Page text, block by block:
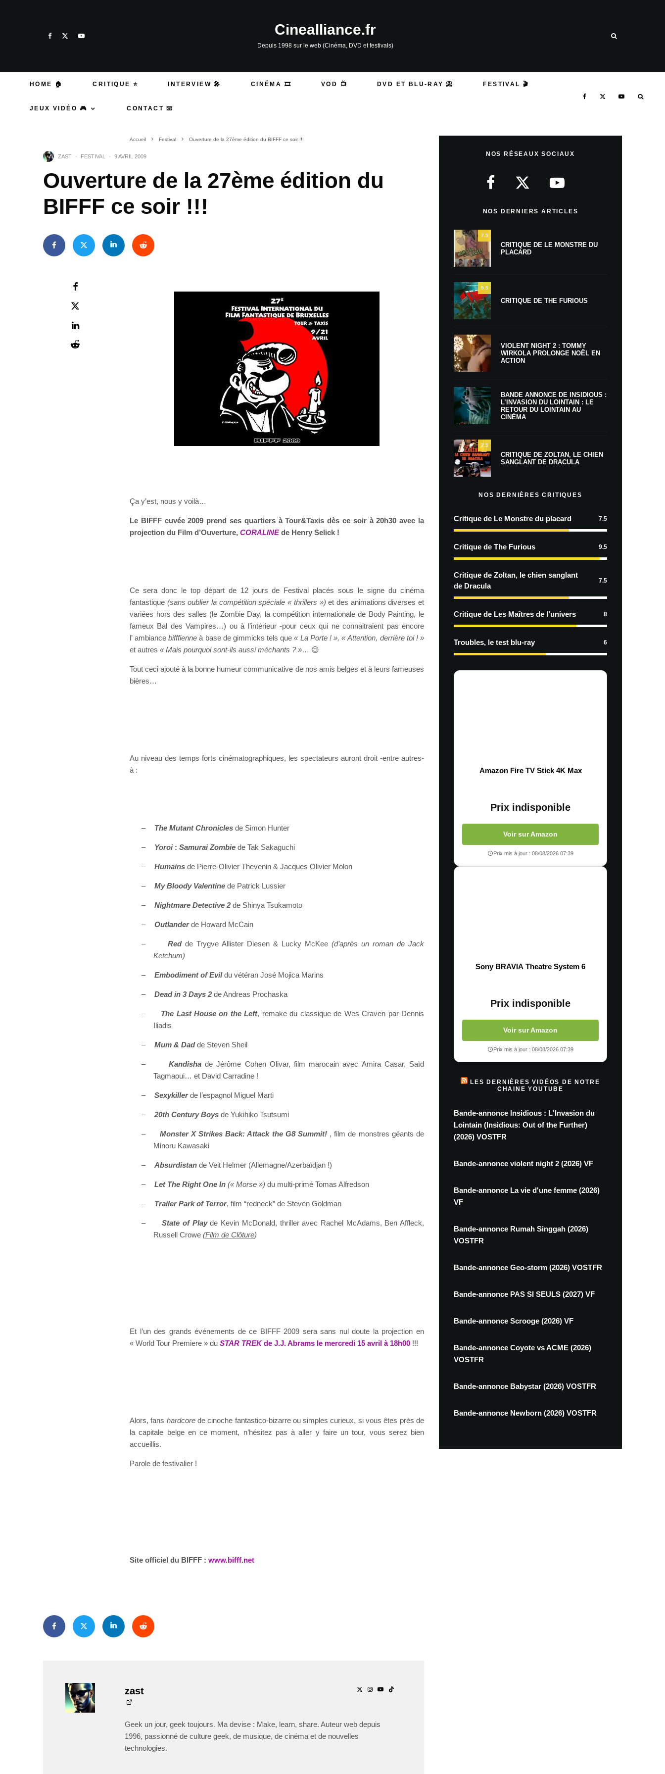
Cinealliance.fr
Depuis 1998 sur le web (Cinéma, DVD et festivals)
HOME 🏠 CRITIQUE ⭐ INTERVIEW 🎤 CINÉMA 🎞️ VOD 📺 DVD ET BLU-RAY 📀 FESTIVAL 🎬
JEUX VIDÉO 🎮 CONTACT 📧
Accueil Festival Ouverture de la 27ème édition du BIFFF ce soir !!!
ZAST · FESTIVAL · 9 AVRIL 2009
Ouverture de la 27ème édition du
BIFFF ce soir !!!
Ça y’est, nous y voilà…
Le BIFFF cuvée 2009 prend ses quartiers à Tour&Taxis dès ce soir à 20h30 avec la
projection du Film d’Ouverture, CORALINEde Henry Selick !
Ce sera donc le top départ de 12 jours de Festival placés sous le signe du cinéma
fantastique (sans oublier la compétition spéciale « thrillers ») et des animations diverses et
variées hors des salles (le Zombie Day, la compétition internationale de Body Painting, le
fameux Bal des Vampires…) ou à l’intérieur -pour ceux qui ne connaitraient pas encore
l’ ambiancebifffienne à base de gimmicks tels que« La Porte ! », « Attention, derrière toi ! »
et autres « Mais pourquoi sont-ils aussi méchants ? »… 😉
Tout ceci ajouté à la bonne humeur communicative de nos amis belges et à leurs fameuses
bières…
Au niveau des temps forts cinématographiques, les spectateurs auront droit -entre autres-
à :
– The Mutant Chronicles de Simon Hunter
– Yoroi : Samurai Zombie de Tak Sakaguchi
– Humains de Pierre-Olivier Thevenin & Jacques Olivier Molon
– My Bloody Valentine de Patrick Lussier
– Nightmare Detective 2de Shinya Tsukamoto
– Outlanderde Howard McCain
– Redde Trygve Allister Diesen & Lucky McKee (d’après un roman de Jack
Ketchum)
– Embodiment of Evildu vétéran José Mojica Marins
– Dead in 3 Days 2de Andreas Prochaska
– The Last House on the Left, remake du classiquede Wes Craven par Dennis
Iliadis
– Mum & Dadde Steven Sheil
– Kandishade Jérôme Cohen Olivar, film marocain avec Amira Casar, Saïd
Tagmaoui… et David Carradine !
– Sexykillerde l’espagnol Miguel Marti
– 20th Century Boys de Yukihiko Tsutsumi
– Monster X Strikes Back: Attack the G8 Summit!, film de monstres géants de
Minoru Kawasaki
– Absurdistan de Veit Helmer (Allemagne/Azerbaïdjan !)
– Let The Right One In (« Morse ») du multi-primé Tomas Alfredson
– Trailer Park of Terror, film “redneck” de Steven Goldman
– State of Playde Kevin McDonald, thriller avec Rachel McAdams, Ben Affleck,
Russell Crowe (Film de Clôture)
Et l’un des grands événements de ce BIFFF 2009 sera sans nul doute la projection en
« World Tour Premiere » du STAR TREKde J.J. Abrams le mercredi 15 avril à 18h00 !!!
Alors, fans hardcorede cinoche fantastico-bizarre ou simples curieux, si vous êtes près de
la capitale belge en ce moment, n’hésitez pas à aller y faire un tour, vous serez bien
accueillis.
Parole de festivalier !
Site officiel du BIFFF : www.bifff.net
zast
Geek un jour, geek toujours. Ma devise : Make, learn, share. Auteur web depuis
1996, passionné de culture geek, de musique, de cinéma et de nouvelles
technologies.
NOS RÉSEAUX SOCIAUX
NOS DERNIERS ARTICLES
7.5
CRITIQUE DE LE MONSTRE DU
PLACARD
9.5
CRITIQUE DE THE FURIOUS
VIOLENT NIGHT 2 : TOMMY
WIRKOLA PROLONGE NOËL EN
ACTION
BANDE ANNONCE DE INSIDIOUS :
L’INVASION DU LOINTAIN : LE
RETOUR DU LOINTAIN AU
CINÉMA
7.5
CRITIQUE DE ZOLTAN, LE CHIEN
SANGLANT DE DRACULA
NOS DERNIÈRES CRITIQUES
Critique de Le Monstre du placard 7.5
Critique de The Furious 9.5
Critique de Zoltan, le chien sanglant
de Dracula
7.5
Critique de Les Maîtres de l’univers 8
Troubles, le test blu-ray 6
Amazon Fire TV Stick 4K Max
Prix indisponible
Voir sur Amazon
Prix mis à jour : 08/08/2026 07:39
Sony BRAVIA Theatre System 6
Prix indisponible
Voir sur Amazon
Prix mis à jour : 08/08/2026 07:39
LES DERNIÈRES VIDÉOS DE NOTRE
CHAINE YOUTUBE
Bande-annonce Insidious : L'Invasion du
Lointain (Insidious: Out of the Further)
(2026) VOSTFR
Bande-annonce violent night 2 (2026) VF
Bande-annonce La vie d'une femme (2026)
VF
Bande-annonce Rumah Singgah (2026)
VOSTFR
Bande-annonce Geo-storm (2026) VOSTFR
Bande-annonce PAS SI SEULS (2027) VF
Bande-annonce Scrooge (2026) VF
Bande-annonce Coyote vs ACME (2026)
VOSTFR
Bande-annonce Babystar (2026) VOSTFR
Bande-annonce Newborn (2026) VOSTFR